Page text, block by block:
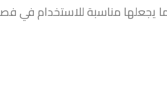
مناسبة للاستخدام في